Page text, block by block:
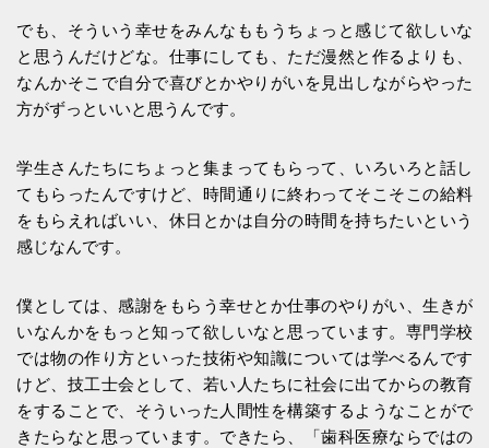
でも、そういう幸せをみんなももうちょっと感じて欲しいな
と思うんだけどな。仕事にしても、ただ漫然と作るよりも、
なんかそこで自分で喜びとかやりがいを見出しながらやった
方がずっといいと思うんです。
学生さんたちにちょっと集まってもらって、いろいろと話し
てもらったんですけど、時間通りに終わってそこそこの給料
をもらえればいい、休日とかは自分の時間を持ちたいという
感じなんです。
僕としては、感謝をもらう幸せとか仕事のやりがい、生きが
いなんかをもっと知って欲しいなと思っています。専門学校
では物の作り方といった技術や知識については学べるんです
けど、技工士会として、若い人たちに社会に出てからの教育
をすることで、そういった人間性を構築するようなことがで
きたらなと思っています。できたら、「歯科医療ならではの